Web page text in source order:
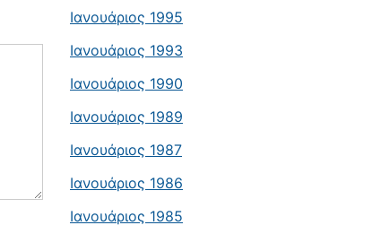
Ιανουάριος 1995
Ιανουάριος 1993
Ιανουάριος 1990
Ιανουάριος 1989
Ιανουάριος 1987
Ιανουάριος 1986
Ιανουάριος 1985